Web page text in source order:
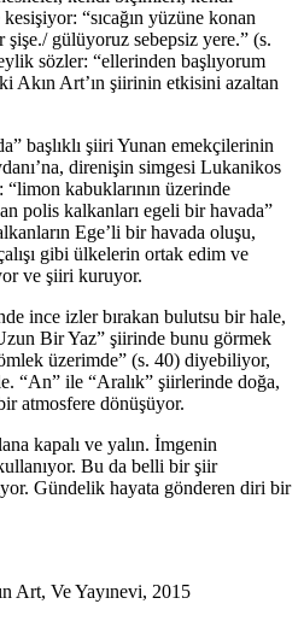
“sıcağın yüzüne konan
gülüyoruz sebepsiz yere.” (s.
sözler: “ellerinden başlıyorum
Akın Art’ın şiirinin etkisini azaltan
başlıklı şiiri Yunan emekçilerinin
direnişin simgesi Lukanikos
kabuklarının üzerinde
polis kalkanları egeli bir havada”
Ege’li bir havada oluşu,
gibi ülkelerin ortak edim ve
ve şiiri kuruyor.
ince izler bırakan bulutsu bir hale,
Bir Yaz” şiirinde bunu görmek
üzerimde” (s. 40) diyebiliyor,
“An” ile “Aralık” şiirlerinde doğa,
atmosfere dönüşüyor.
kapalı ve yalın. İmgenin
Bu da belli bir şiir
Gündelik hayata gönderen diri bir
Art, Ve Yayınevi, 2015